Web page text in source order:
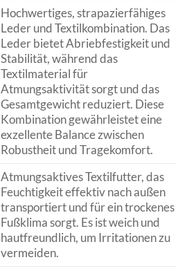
Hochwertiges, strapazierfähiges
Leder und Textilkombination. Das
Leder bietet Abriebfestigkeit und
Stabilität, während das
Textilmaterial für
Atmungsaktivität sorgt und das
Gesamtgewicht reduziert. Diese
Kombination gewährleistet eine
exzellente Balance zwischen
Robustheit und Tragekomfort.
Atmungsaktives Textilfutter, das
Feuchtigkeit effektiv nach außen
transportiert und für ein trockenes
Fußklima sorgt. Es ist weich und
hautfreundlich, um Irritationen zu
vermeiden.